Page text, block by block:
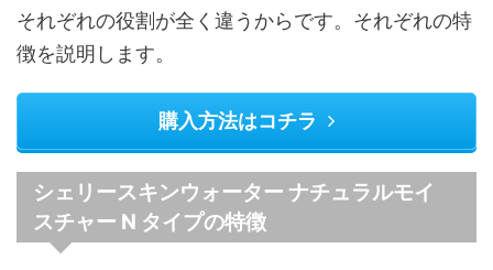
それぞれの役割が全く違うからです。それぞれの特
徴を説明します。
購入方法はコチラ
シェリースキンウォーター ナチュラルモイ
スチャー N タイプの特徴